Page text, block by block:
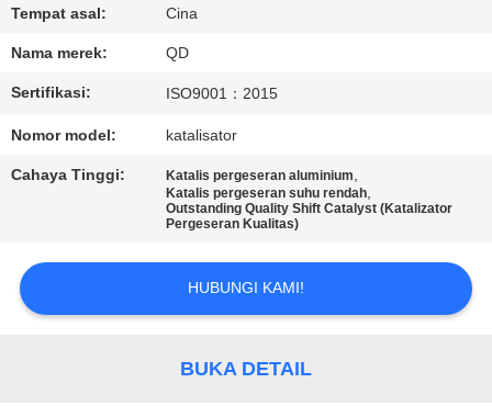
HUBUNGI
KAMI
BERITA
KASUS
SITEMAP
Tempat asal: Cina
Nama merek: QD
Sertifikasi: ISO9001：2015
Nomor model: katalisator
Cahaya Tinggi: Katalis pergeseran aluminium,
Katalis pergeseran suhu rendah,
Outstanding Quality Shift Catalyst (Katalizator
Pergeseran Kualitas)
HUBUNGI KAMI!
BUKA DETAIL